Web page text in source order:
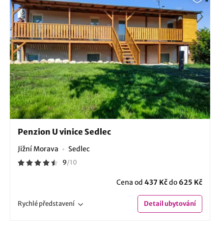
Penzion U vinice Sedlec
Jižní Morava Sedlec
9/10
Cena od 437 Kčdo 625 Kč
Rychlépředstavení Detailubytování